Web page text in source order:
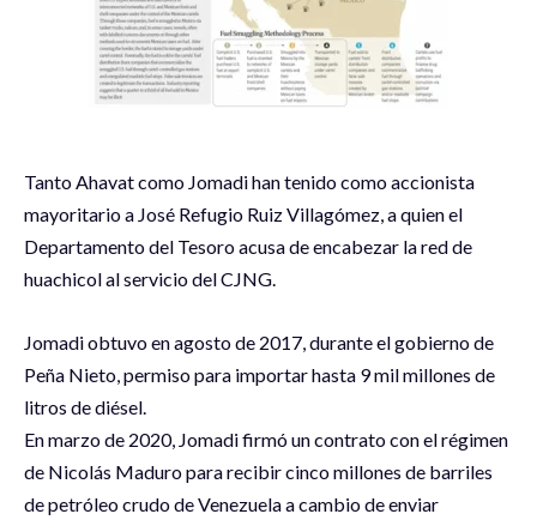
Tanto Ahavat como Jomadi han tenido como accionista
mayoritario a José Refugio Ruiz Villagómez, a quien el
Departamento del Tesoro acusa de encabezar la red de
huachicol al servicio del CJNG.
Jomadi obtuvo en agosto de 2017, durante el gobierno de
Peña Nieto, permiso para importar hasta 9 mil millones de
litros de diésel.
En marzo de 2020, Jomadi firmó un contrato con el régimen
de Nicolás Maduro para recibir cinco millones de barriles
de petróleo crudo de Venezuela a cambio de enviar